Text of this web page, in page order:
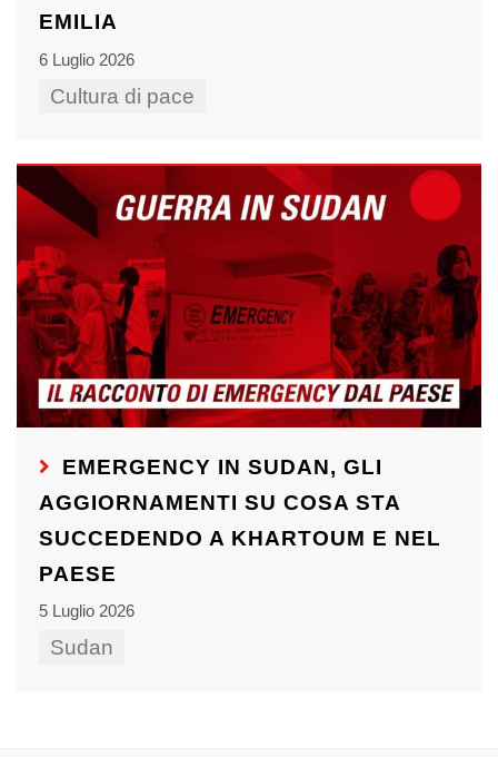
EMILIA
6 Luglio 2026
Cultura di pace
EMERGENCY IN SUDAN, GLI
AGGIORNAMENTI SU COSA STA
SUCCEDENDO A KHARTOUM E NEL
PAESE
5 Luglio 2026
Sudan